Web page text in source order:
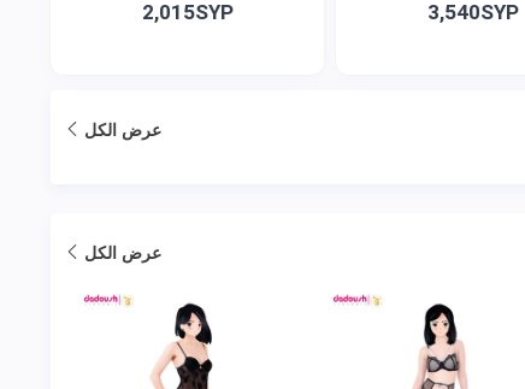
3,540SYP
2,015SYP
عرض الكل
عرض الكل